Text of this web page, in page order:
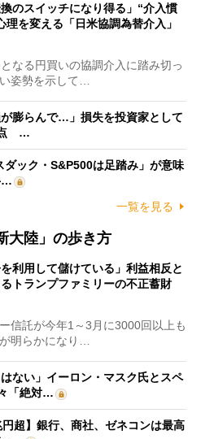
換のスイッチになり得る」“介入慣
理を変える「日米協調為替介入」
なる円買いの協調介入に踏み切っ
姿勢を示して…
が膨らんで…」損失を投資家として
点 …
ダック・S&P500は足踏み」が意味
…
一覧を見る
大陸」の歩き方
を利用して儲けている」利益相反と
トランプファミリーの不正蓄財
信託が今年1～3月に3000回以上も
明らかになり…
ない」イーロン・マスク氏とスペ
「絶対…
円超】銀行、商社、ゼネコンは最高